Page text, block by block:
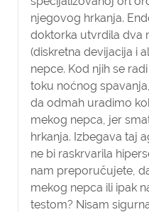
njegovog hrkanja.
doktorka utvrdila dva
(diskretna devijacija i
nepce. Kod njih se
toku noćnog
da odmah uradimo
mekog nepca, jer
hrkanja. Izbegava taj
ne bi raskrvarila
nam preporučujete,
mekog nepca ili ipak
testom? Nisam